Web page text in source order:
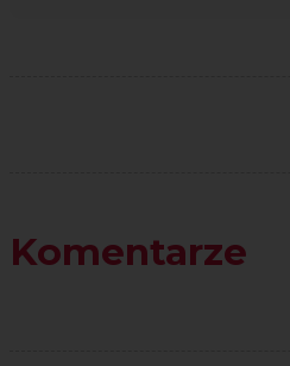
Komentarze